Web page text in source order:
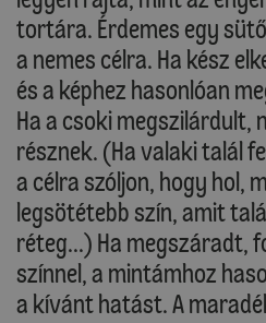
tortára. Érdemes egy
a nemes célra. Ha kész
és a képhez hasonlóan
Ha a csoki megszilárdult,
résznek. (Ha valaki talál
a célra szóljon, hogy hol,
legsötétebb szín, amit
réteg...) Ha megszáradt,
színnel, a mintámhoz
a kívánt hatást. A